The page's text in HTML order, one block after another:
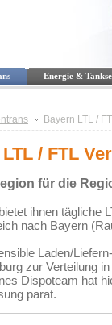
Energie &
Bayern LTL /
/ FTL
für die
ihnen tägliche
nach Bayern
Laden/
zur Verteilung
Dispoteam hat
parat.